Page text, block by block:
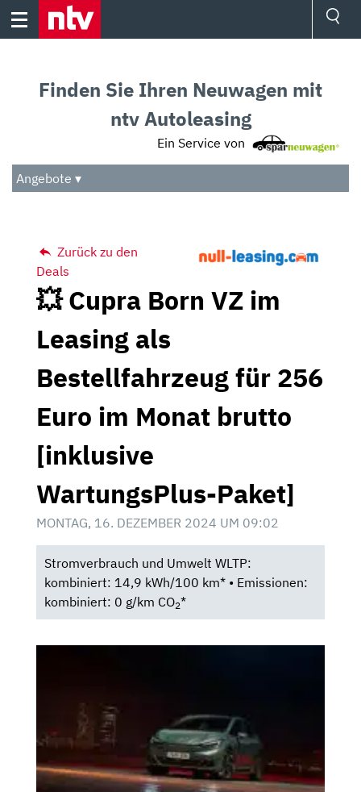
Skip
Audio
Das Beste
Finden Sie Ihren Neuwagen mit
ntv Autoleasing
Ein Service von
Angebote ▾
Zurück zu den
Deals
💥 Cupra Born VZ im
Leasing als
Bestellfahrzeug für 256
Euro im Monat brutto
[inklusive
WartungsPlus-Paket]
MONTAG, 16. DEZEMBER 2024 UM 09:02
Stromverbrauch und Umwelt WLTP:
kombiniert: 14,9 kWh/100 km* • Emissionen:
kombiniert: 0 g/km CO2*